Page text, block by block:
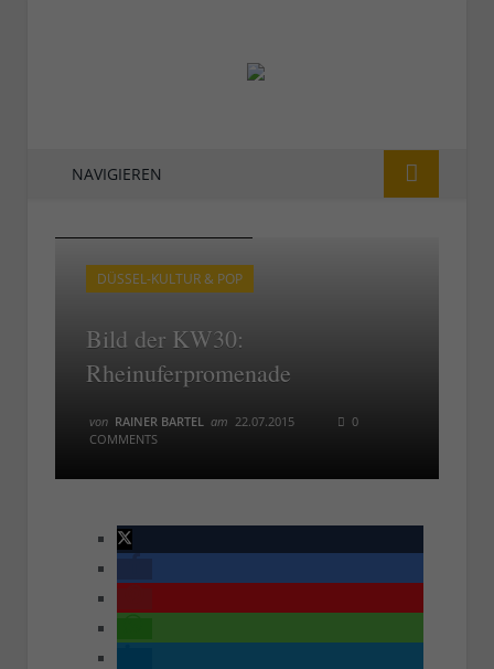
NAVIGIEREN
DÜSSEL-KULTUR & POP
Bild der KW30:
Rheinuferpromenade
von RAINER BARTEL am 22.07.2015
0
COMMENTS